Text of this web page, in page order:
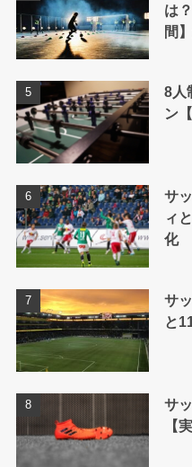
は
間
8人
ン
サ
ィ
化
サ
と
サ
【